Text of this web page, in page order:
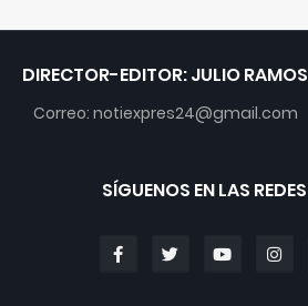
DIRECTOR-EDITOR: JULIO RAMOS
Correo: notiexpres24@gmail.com
SÍGUENOS EN LAS